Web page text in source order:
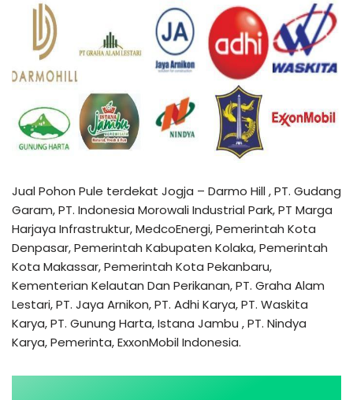
Jual Pohon Pule terdekat Jogja – Darmo Hill , PT. Gudang
Garam, PT. Indonesia Morowali Industrial Park, PT Marga
Harjaya Infrastruktur, MedcoEnergi, Pemerintah Kota
Denpasar, Pemerintah Kabupaten Kolaka, Pemerintah
Kota Makassar, Pemerintah Kota Pekanbaru,
Kementerian Kelautan Dan Perikanan, PT. Graha Alam
Lestari, PT. Jaya Arnikon, PT. Adhi Karya, PT. Waskita
Karya, PT. Gunung Harta, Istana Jambu , PT. Nindya
Karya, Pemerinta, ExxonMobil Indonesia.